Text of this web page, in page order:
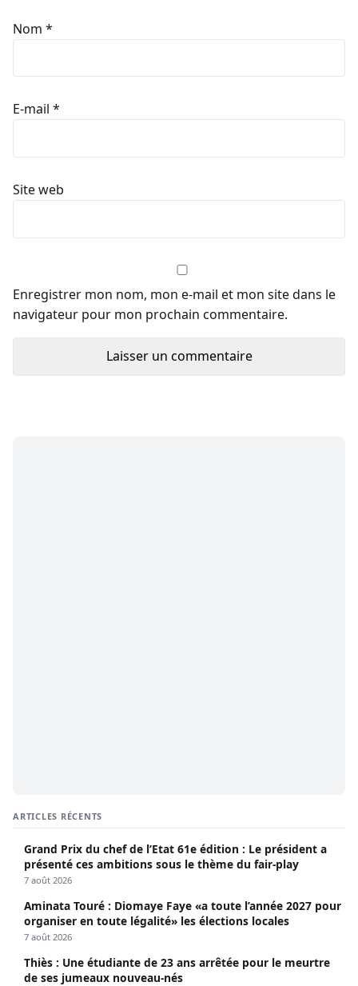
Nom *
E-mail *
Site web
Enregistrer mon nom, mon e-mail et mon site dans le
navigateur pour mon prochain commentaire.
ARTICLES RÉCENTS
Grand Prix du chef de l’Etat 61e édition : Le président a
présenté ces ambitions sous le thème du fair-play
7 août 2026
Aminata Touré : Diomaye Faye «a toute l’année 2027 pour
organiser en toute légalité» les élections locales
7 août 2026
Thiès : Une étudiante de 23 ans arrêtée pour le meurtre
de ses jumeaux nouveau-nés